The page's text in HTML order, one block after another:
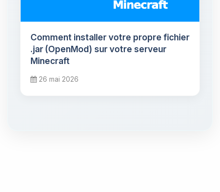
Comment installer votre propre fichier
.jar (OpenMod) sur votre serveur
Minecraft
26 mai 2026